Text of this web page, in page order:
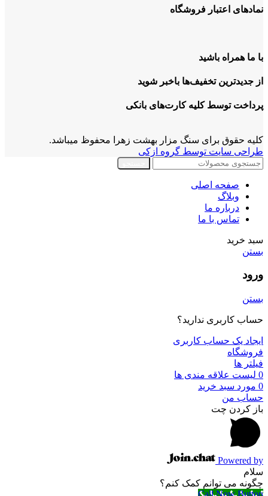
نمادهای اعتبار فروشگاه
با ما همراه باشید
از جدیدترین تخفیف‌ها باخبر شوید
پرداخت توسط کلیه کارت‌های بانکی
کلیه حقوق برای سنگ مزار بهشت زهرا محفوظ میباشد.
طراحی سایت توسط گروه ازکی
صفحه اصلی
وبلاگ
درباره ما
تماس با ما
سبد خرید
بستن
ورود
بستن
حساب کاربری ندارید؟
ایجاد یک حساب کاربری
فروشگاه
فیلتر ها
0 لیست علاقه مندی ها
0 مورد سبد خرید
حساب من
باز کردن چت
Powered by
سلام
چگونه می توانم کمک کنم؟
Call Now Button